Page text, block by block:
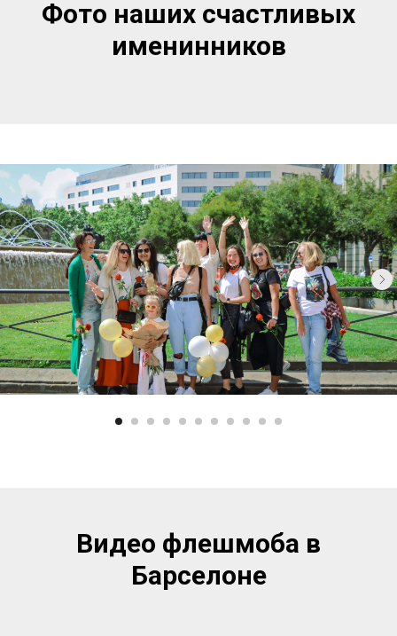
Фото наших счастливых
именинников
Видео флешмоба в
Барселоне